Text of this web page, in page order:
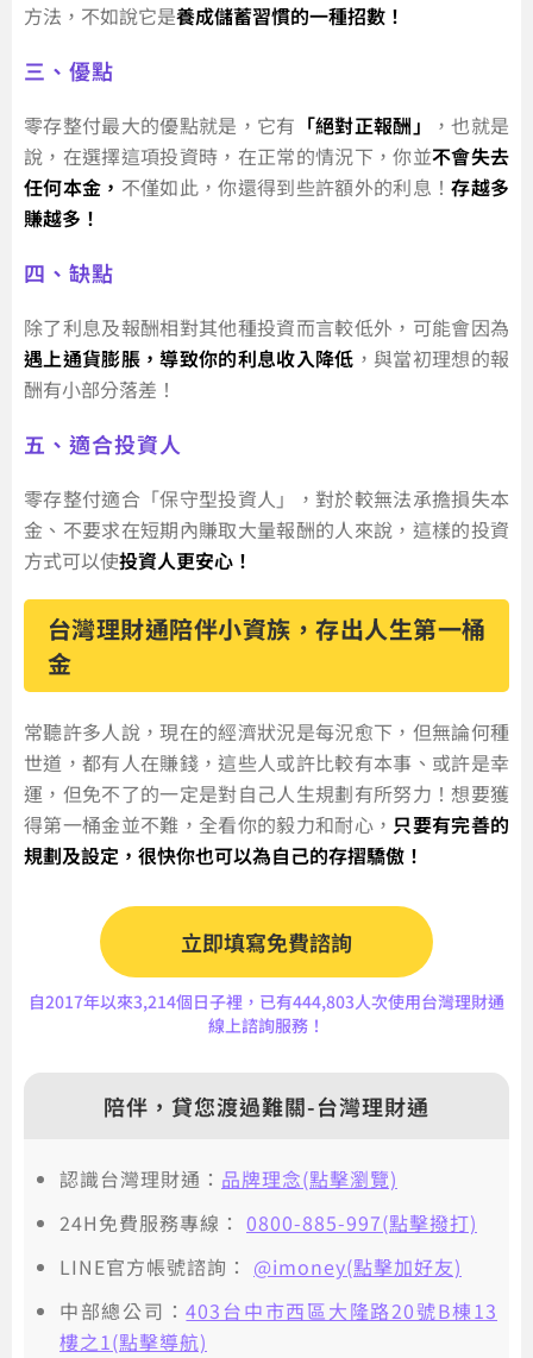
方法，不如說它是養成儲蓄習慣的一種招數！
三、優點
零存整付最大的優點就是，它有 「絕對正報酬」
，也就是
說，在選擇這項投資時，在正常的情況下，你並不會失去
任何本金， 不僅如此，你還得到些許額外的利息！存越多
賺越多！
四、缺點
除了利息及報酬相對其他種投資而言較低外，可能會因為
遇上通貨膨脹，導致你的利息收入降低 ，與當初理想的報
酬有小部分落差！
五、適合投資人
零存整付適合「保守型投資人」，對於較無法承擔損失本
金、不要求在短期內賺取大量報酬的人來說，這樣的投資
方式可以使投資人更安心！
台灣理財通陪伴小資族，存出人生第一桶
金
常聽許多人說，現在的經濟狀況是每況愈下，但無論何種
世道，都有人在賺錢，這些人或許比較有本事、或許是幸
運，但免不了的一定是對自己人生規劃有所努力！想要獲
得第一桶金並不難，全看你的毅力和耐心， 只要有完善的
規劃及設定，很快你也可以為自己的存摺驕傲！
立即填寫免費諮詢
自2017年以來3,214個日子裡，已有444,803人次使用台灣理財通
線上諮詢服務！
陪伴，貸您渡過難關-台灣理財通
認識台灣理財通： 品牌理念(點擊瀏覽)
24H免費服務專線： 0800-885-997(點擊撥打)
LINE官方帳號諮詢： @imoney(點擊加好友)
中部總公司：403台中市西區大隆路20號B棟13
樓之1(點擊導航)